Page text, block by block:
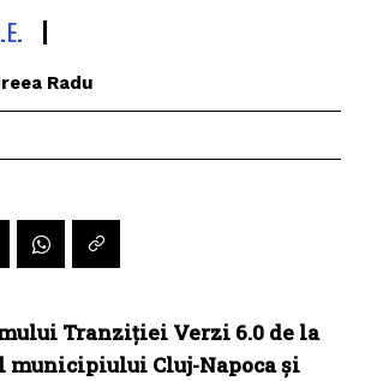
Radu
Tranziției Verzi 6.0 de la
municipiului Cluj-Napoca și